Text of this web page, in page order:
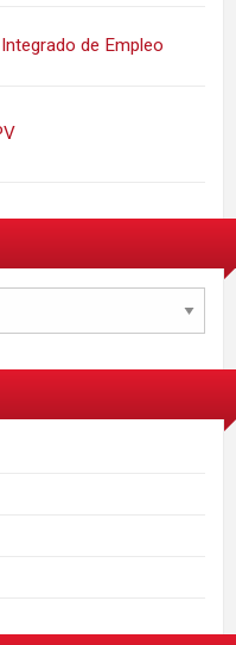
de Empleo